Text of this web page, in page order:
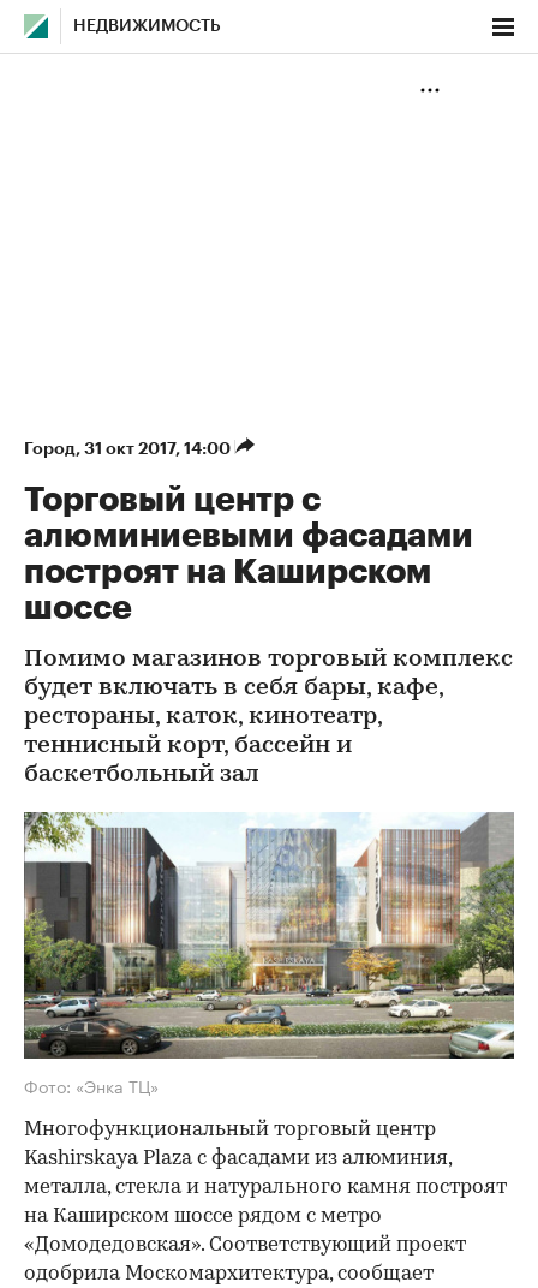
НЕДВИЖИМОСТЬ
Город⁠, 31 окт 2017, 14:00
Торговый центр с
алюминиевыми фасадами
построят на Каширском
шоссе
Помимо магазинов торговый комплекс
будет включать в себя бары, кафе,
рестораны, каток, кинотеатр,
теннисный корт, бассейн и
баскетбольный зал
Фото: «Энка ТЦ»
Многофункциональный торговый центр
Kashirskaya Рlaza с фасадами из алюминия,
металла, стекла и натурального камня построят
на Каширском шоссе рядом с метро
«Домодедовская». Соответствующий проект
одобрила Москомархитектура, сообщает